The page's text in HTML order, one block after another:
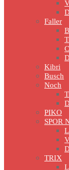
Faller
Kibri
Busch
Noch
PIKO
SPOR
TRIX